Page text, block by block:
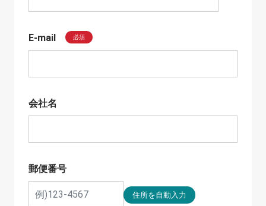
E-mail 必須
会社名
郵便番号